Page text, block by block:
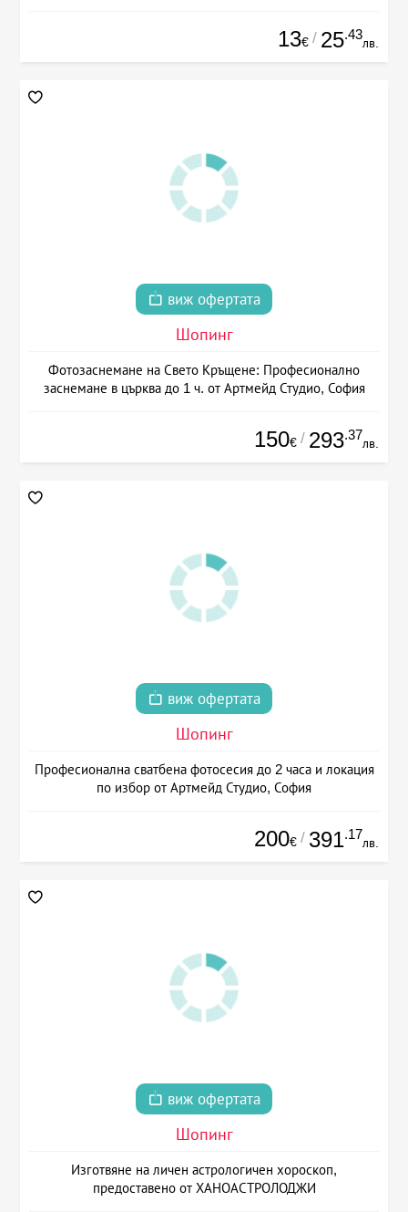
13€ / 25.43
лв.
виж офертата
Шопинг
Фотозаснемане на Свето Кръщене: Професионално
заснемане в църква до 1 ч. от Артмейд Студио, София
150€ / 293.37
лв.
виж офертата
Шопинг
Професионална сватбена фотосесия до 2 часа и локация
по избор от Артмейд Студио, София
200€ / 391.17
лв.
виж офертата
Шопинг
Изготвяне на личен астрологичен хороскоп,
предоставено от ХАНОАСТРОЛОДЖИ